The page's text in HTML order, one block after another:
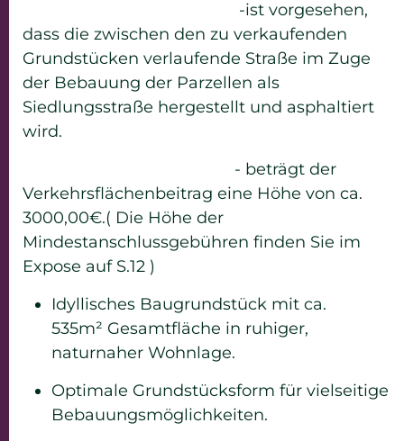
-ist vorgesehen,
dass die zwischen den zu verkaufenden
Grundstücken verlaufende Straße im Zuge
der Bebauung der Parzellen als
Siedlungsstraße hergestellt und asphaltiert
wird.
- beträgt der
Verkehrsflächenbeitrag eine Höhe von ca.
3000,00€.( Die Höhe der
Mindestanschlussgebühren finden Sie im
Expose auf S.12 )
Idyllisches Baugrundstück mit ca.
535m² Gesamtfläche in ruhiger,
naturnaher Wohnlage.
Optimale Grundstücksform für vielseitige
Bebauungsmöglichkeiten.